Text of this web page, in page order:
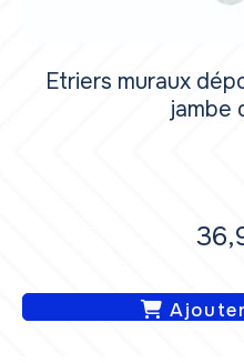
Etriers muraux
jambe